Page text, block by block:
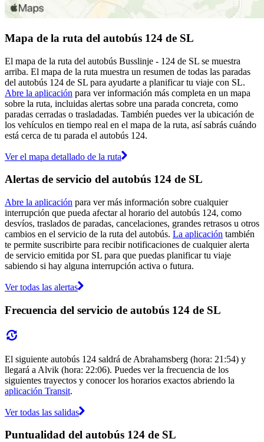
Mapa de la ruta del autobús 124 de SL
El mapa de la ruta del autobús Busslinje - 124 de SL se muestra
arriba. El mapa de la ruta muestra un resumen de todas las paradas
del autobús 124 de SL para ayudarte a planificar tu viaje con SL.
Abre la aplicación para ver información más completa en un mapa
sobre la ruta, incluidas alertas sobre una parada concreta, como
paradas cerradas o trasladadas. También puedes ver la ubicación de
los vehículos en tiempo real en el mapa de la ruta, así sabrás cuándo
está cerca de tu parada el autobús 124.
Ver el mapa detallado de la ruta
Alertas de servicio del autobús 124 de SL
Abre la aplicación para ver más información sobre cualquier
interrupción que pueda afectar al horario del autobús 124, como
desvíos, traslados de paradas, cancelaciones, grandes retrasos u otros
cambios en el servicio de la ruta del autobús. La aplicación también
te permite suscribirte para recibir notificaciones de cualquier alerta
de servicio emitida por SL para que puedas planificar tu viaje
sabiendo si hay alguna interrupción activa o futura.
Ver todas las alertas
Frecuencia del servicio de autobús 124 de SL
El siguiente autobús 124 saldrá de Abrahamsberg (hora: 21:54) y
llegará a Alvik (hora: 22:06). Puedes ver la frecuencia de los
siguientes trayectos y conocer los horarios exactos abriendo la
aplicación Transit.
Ver todas las salidas
Puntualidad del autobús 124 de SL